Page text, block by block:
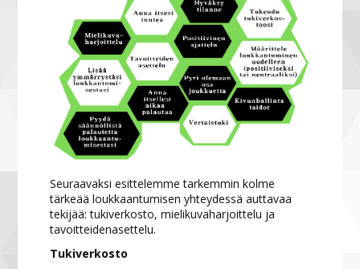
Seuraavaksi esittelemme tarkemmin kolme
tärkeää loukkaantumisen yhteydessä auttavaa
tekijää: tukiverkosto, mielikuvaharjoittelu ja
tavoitteidenasettelu.
Tukiverkosto